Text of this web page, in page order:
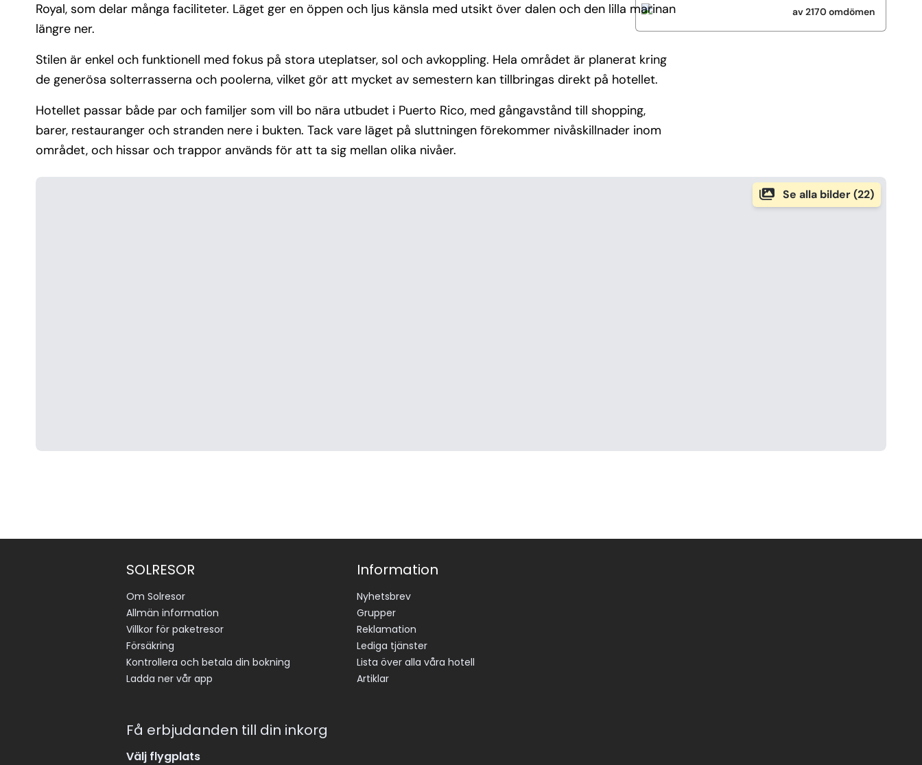
Royal, som delar många faciliteter. Läget ger en öppen och ljus känsla med utsikt över dalen och den lilla marinan
längre ner.
Stilen är enkel och funktionell med fokus på stora uteplatser, sol och avkoppling. Hela området är planerat kring
de generösa solterrasserna och poolerna, vilket gör att mycket av semestern kan tillbringas direkt på hotellet.
Hotellet passar både par och familjer som vill bo nära utbudet i Puerto Rico, med gångavstånd till shopping,
barer, restauranger och stranden nere i bukten. Tack vare läget på sluttningen förekommer nivåskillnader inom
området, och hissar och trappor används för att ta sig mellan olika nivåer.
av 2170 omdömen
Se alla bilder (22)
SOLRESOR
Om Solresor
Allmän information
Villkor för paketresor
Försäkring
Kontrollera och betala din bokning
Ladda ner vår app
Information
Nyhetsbrev
Grupper
Reklamation
Lediga tjänster
Lista över alla våra hotell
Artiklar
Få erbjudanden till din inkorg
Välj flygplats